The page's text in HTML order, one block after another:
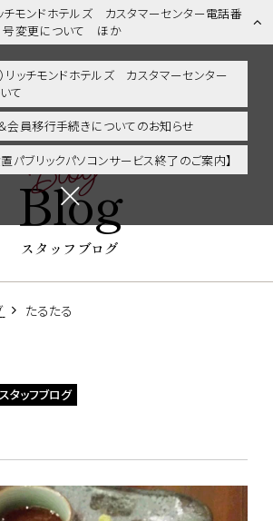
チモンドホテルズ カスタマーセンター電話番
号変更について ほか
リッチモンドホテルズ カスタマーセンター
て
会員移行手続きについてのお知らせ
パブリックパソコンサービス終了のご案内】
光・グルメに好アクセス！リッチモンド
Blog
Blog
スタッフブログ
たるたる
スタッフブログ